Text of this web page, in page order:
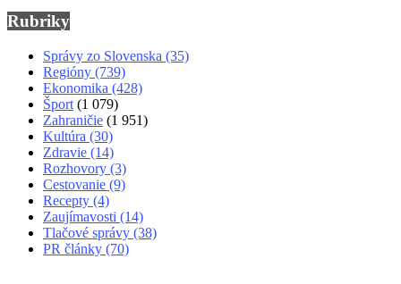
Rubriky
Správy zo Slovenska (35)
Regióny (739)
Ekonomika (428)
Šport (1 079)
Zahraničie (1 951)
Kultúra (30)
Zdravie (14)
Rozhovory (3)
Cestovanie (9)
Recepty (4)
Zaujímavosti (14)
Tlačové správy (38)
PR články (70)